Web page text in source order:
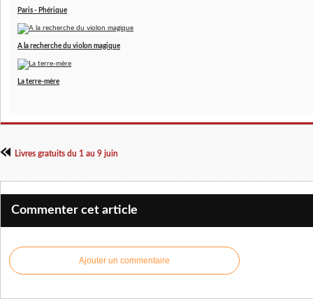
Paris - Phérique
A la recherche du violon magique
La terre-mère
Livres gratuits du 1 au 9 juin
Commenter cet article
Ajouter un commentaire